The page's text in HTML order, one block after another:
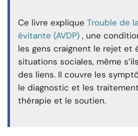
Ce livre explique Trouble de
évitante (AVDP) , une
les gens craignent le rejet et
situations sociales, même
des liens. Il couvre les
le diagnostic et les
thérapie et le soutien.